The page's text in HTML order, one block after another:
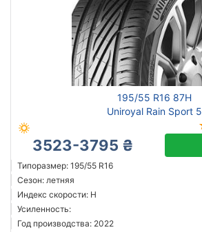
195/55 R16 87H
Uniroyal Rain Sport 5
3523-3795 ₴
Типоразмер: 195/55 R16
Сезон: летняя
Индекс скорости: H
Усиленность:
Год производства: 2022